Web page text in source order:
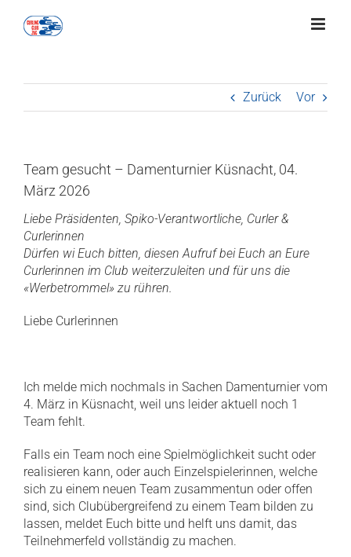
Inhalt
Zurück Vor
Team gesucht – Damenturnier Küsnacht, 04.
März 2026
Liebe Präsidenten, Spiko-Verantwortliche, Curler &
Curlerinnen
Dürfen wi Euch bitten, diesen Aufruf bei Euch an Eure
Curlerinnen im Club weiterzuleiten und für uns die
«Werbetrommel» zu rühren.
Liebe Curlerinnen
Ich melde mich nochmals in Sachen Damenturnier vom
4. März in Küsnacht, weil uns leider aktuell noch 1
Team fehlt.
Falls ein Team noch eine Spielmöglichkeit sucht oder
realisieren kann, oder auch Einzelspielerinnen, welche
sich zu einem neuen Team zusammentun oder offen
sind, sich Clubübergreifend zu einem Team bilden zu
lassen, meldet Euch bitte und helft uns damit, das
Teilnehmerfeld vollständig zu machen.